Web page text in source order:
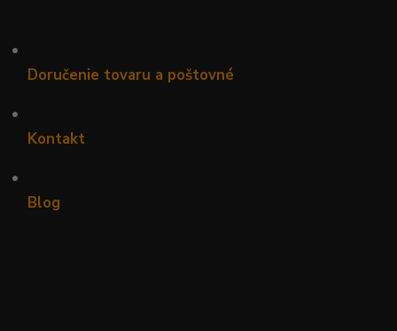
•
Doručenie tovaru a poštovné
•
Kontakt
•
Blog